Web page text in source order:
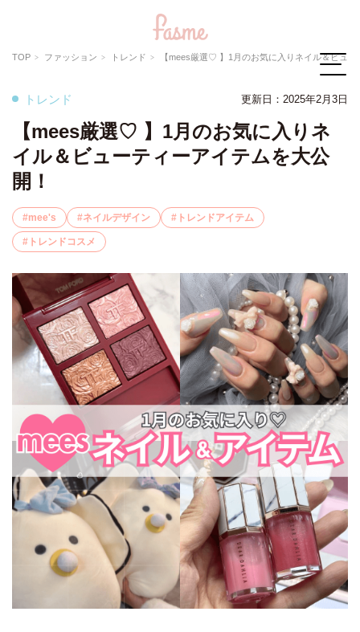
TOP ファッション トレンド 【mees厳選♡ 】1月のお気に入りネイル＆ビューティーアイテ
トレンド 更新日： 2025年2月3日
【mees厳選♡ 】1月のお気に入りネ
イル＆ビューティーアイテムを大公
開！
mee's ネイルデザイン トレンドアイテム
トレンドコスメ